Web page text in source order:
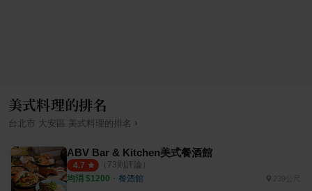
美式料理的排名
台北市 大安區 美式料理 的排名 ›
ABV Bar & Kitchen美式餐酒館
4.7 （ 73則評論）
均消 $1200 ・ 餐酒館 239公尺